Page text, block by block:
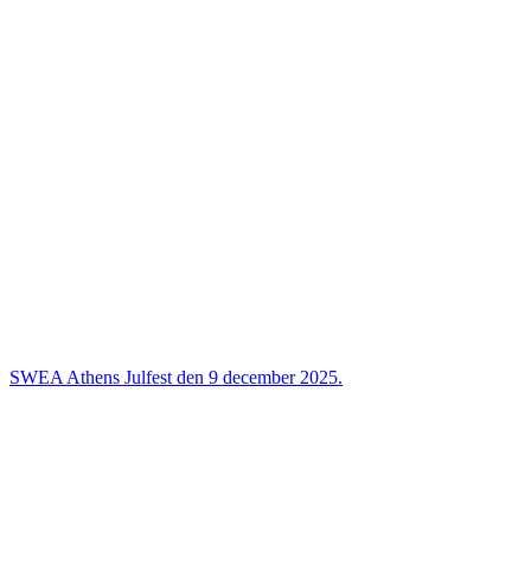
SWEA Athens Julfest den 9 december 2025.